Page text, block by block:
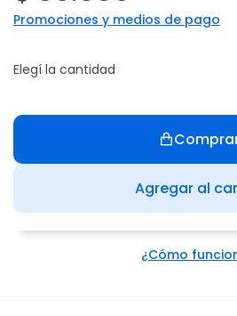
Promociones y medios de pago
Elegí la cantidad
Agregar al
¿Cómo